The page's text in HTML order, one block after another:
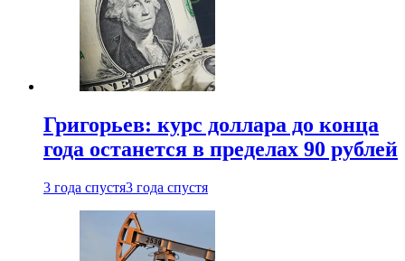
Григорьев: курс доллара до конца
года останется в пределах 90 рублей
3 года спустя3 года спустя